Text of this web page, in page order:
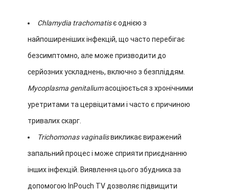
Chlamydia trachomatisє однією з
найпоширеніших інфекцій, що часто перебігає
безсимптомно, але може призводити до
серйозних ускладнень, включно з безпліддям.
Mycoplasma genitaliumасоціюється з хронічними
уретритами та цервіцитами і часто є причиною
тривалих скарг.
Trichomonas vaginalisвикликає виражений
запальний процес і може сприяти приєднанню
інших інфекцій. Виявлення цього збудника за
допомогою InPouch TV дозволяє підвищити